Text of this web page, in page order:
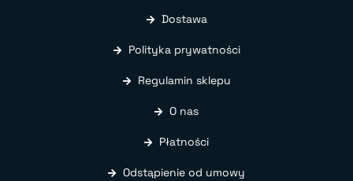
Dostawa
Polityka prywatności
Regulamin sklepu
O nas
Płatności
Odstąpienie od umowy